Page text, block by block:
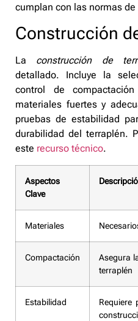
cumplan con las normas
Construcción
La construcción de
detallado. Incluye la
control de
materiales fuertes y
pruebas de estabilidad
durabilidad del terraplén.
este recurso técnico.
Aspectos
Clave
Materiales
Compactación
Asegura
terraplén
Estabilidad
Requiere